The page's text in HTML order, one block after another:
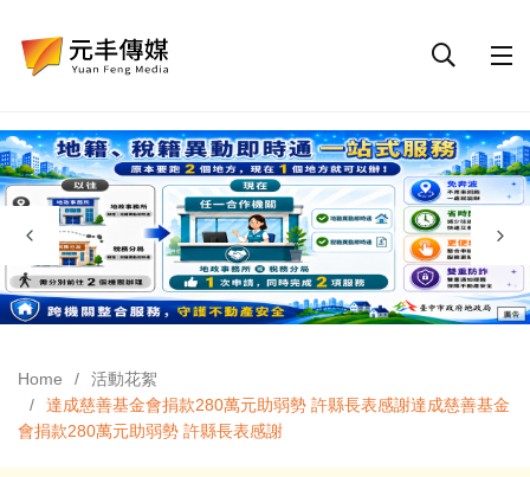
Home
活動花絮
達成慈善基金會捐款280萬元助弱勢 許縣長表感謝達成慈善基金
會捐款280萬元助弱勢 許縣長表感謝